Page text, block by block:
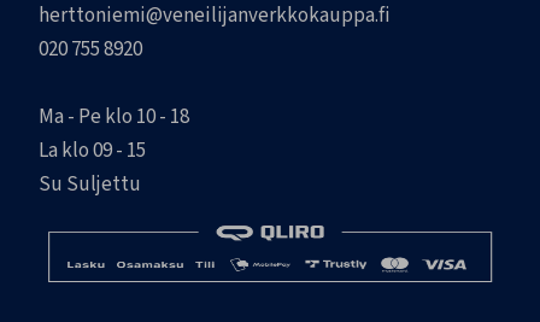
herttoniemi@veneilijanverkkokauppa.fi
020 755 8920
Ma - Pe klo 10 - 18
La klo 09 - 15
Su Suljettu